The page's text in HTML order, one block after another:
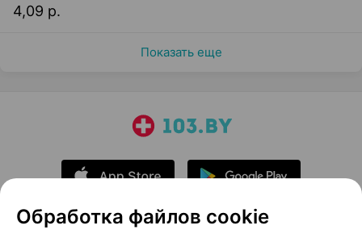
4,09 р.
Показать еще
Обработка файлов cookie